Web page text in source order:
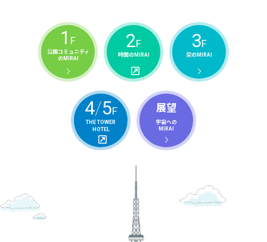
1 F
公園コミュニティ
の MIRAI
2F
時間のMIRAI
3F
栄の MIRAI
4/5F
THE TOWER
HOTEL
展望
宇宙への
MIRAI